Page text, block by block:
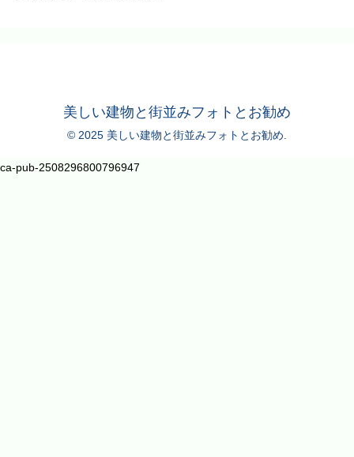
美しい建物と街並みフォトとお勧め
© 2025 美しい建物と街並みフォトとお勧め.
ca-pub-2508296800796947